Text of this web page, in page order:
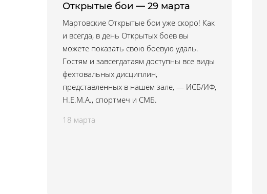
Открытые бои — 29 марта
Мартовские Открытые бои уже скоро! Как
и всегда, в день Открытых боев вы
можете показать свою боевую удаль.
Гостям и завсегдатаям доступны все виды
фехтовальных дисциплин,
представленных в нашем зале, — ИСБ/ИФ,
H.E.M.A., спортмеч и СМБ.
18 марта